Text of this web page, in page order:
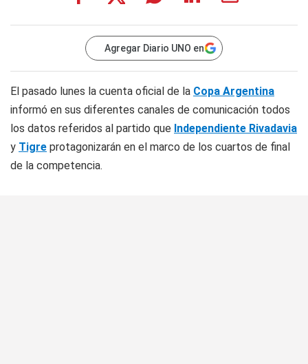
Agregar Diario UNO en
El pasado lunes la cuenta oficial de la Copa Argentina
informó en sus diferentes canales de comunicación todos
los datos referidos al partido que Independiente Rivadavia
y Tigre protagonizarán en el marco de los cuartos de final
de la competencia.